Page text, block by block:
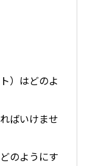
）はどのよ
ばいけませ
のようにす